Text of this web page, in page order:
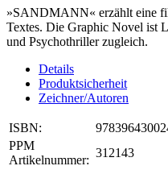
»SANDMANN« erzählt eine
Textes. Die Graphic Novel ist
und Psychothriller zugleich.
Details
Produktsicherheit
Zeichner/Autoren
ISBN:
PPM
Artikelnummer:
312143